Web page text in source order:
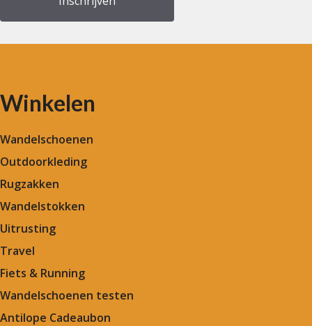
Winkelen
Wandelschoenen
Outdoorkleding
Rugzakken
Wandelstokken
Uitrusting
Travel
Fiets & Running
Wandelschoenen testen
Antilope Cadeaubon